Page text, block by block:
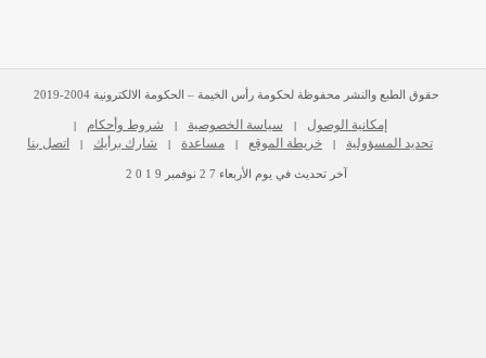
حقوق الطبع والنشر محفوظة لحكومة رأس الخيمة – الحكومة الالكترونية 2004-2019
إمكانية الوصول | سياسة الخصوصية | شروط وأحكام |
تحديد المسؤولية | خريطة الموقع | مساعدة | شارك برأيك | اتصل بنا
2 0 1 9 نوفمبر 2 7 الأربعاء آخر تحديث في يوم